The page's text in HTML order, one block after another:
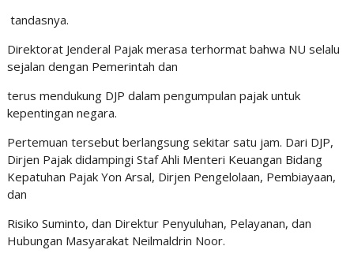
tandasnya.
Direktorat Jenderal Pajak merasa terhormat bahwa NU selalu
sejalan dengan Pemerintah dan
terus mendukung DJP dalam pengumpulan pajak untuk
kepentingan negara.
Pertemuan tersebut berlangsung sekitar satu jam. Dari DJP,
Dirjen Pajak didampingi Staf Ahli Menteri Keuangan Bidang
Kepatuhan Pajak Yon Arsal, Dirjen Pengelolaan, Pembiayaan,
dan
Risiko Suminto, dan Direktur Penyuluhan, Pelayanan, dan
Hubungan Masyarakat Neilmaldrin Noor.